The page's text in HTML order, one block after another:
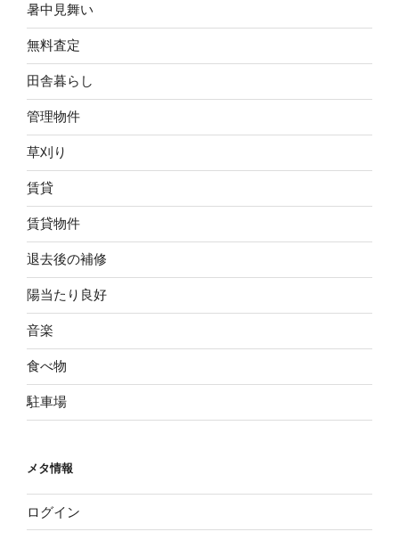
暑中見舞い
無料査定
田舎暮らし
管理物件
草刈り
賃貸
賃貸物件
退去後の補修
陽当たり良好
音楽
食べ物
駐車場
メタ情報
ログイン